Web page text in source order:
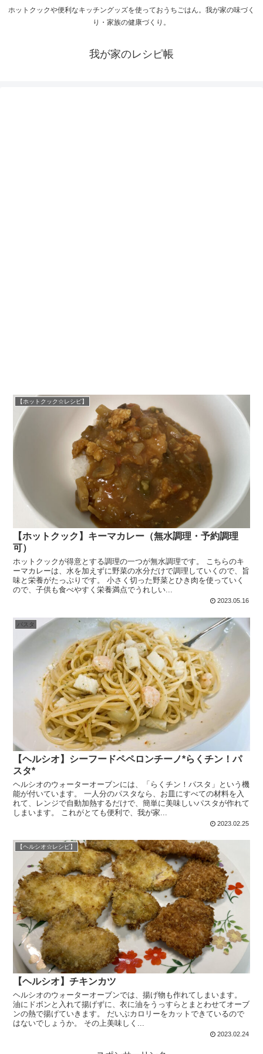
ホットクックや便利なキッチングッズを使っておうちごはん。我が家の味づく
り・家族の健康づくり。
我が家のレシピ帳
【ホットクック☆レシピ】
【ホットクック】キーマカレー（無水調理・予約調理
可）
ホットクックが得意とする調理の一つが無水調理です。 こちらのキ
ーマカレーは、水を加えずに野菜の水分だけで調理していくので、旨
味と栄養がたっぷりです。 小さく切った野菜とひき肉を使っていく
ので、子供も食べやすく栄養満点でうれしい...
2023.05.16
パスタ
【ヘルシオ】シーフードペペロンチーノ*らくチン！パ
スタ*
ヘルシオのウォーターオーブンには、「らくチン！パスタ」という機
能が付いています。 一人分のパスタなら、お皿にすべての材料を入
れて、レンジで自動加熱するだけで、簡単に美味しいパスタが作れて
しまいます。 これがとても便利で、我が家...
2023.02.25
【ヘルシオ☆レシピ】
【ヘルシオ】チキンカツ
ヘルシオのウォーターオーブンでは、揚げ物も作れてしまいます。
油にドボンと入れて揚げずに、衣に油をうっすらとまとわせてオーブ
ンの熱で揚げていきます。 だいぶカロリーをカットできているので
はないでしょうか。 その上美味しく...
2023.02.24